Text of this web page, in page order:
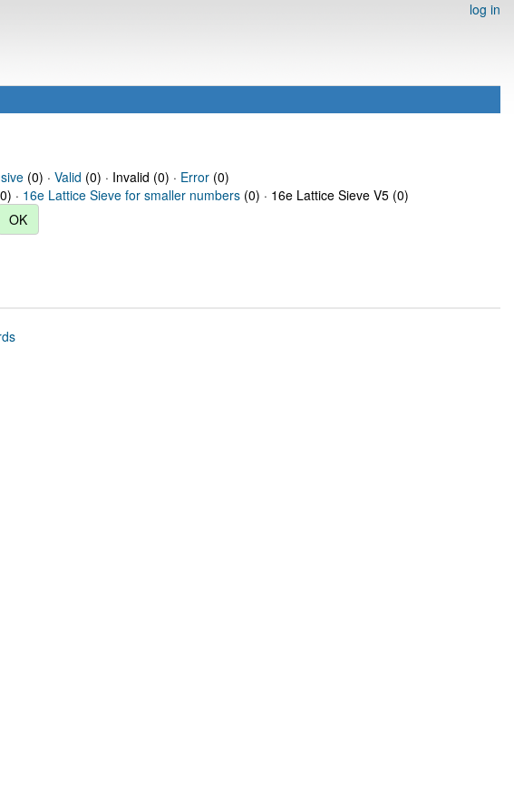
log in
(0) · Valid (0) · Invalid (0) · Error(0)
· 16e Lattice Sieve for smaller numbers (0) · 16e Lattice Sieve V5 (0)